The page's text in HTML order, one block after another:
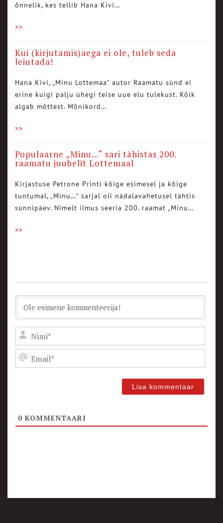
õnnelik, kes tellib Hana Kivi…
>>
Kui (kirjutamis)aega ei ole, tuleb seda
leiutada!
Hana Kivi, „Minu Lottemaa“ autor Raamatu sünd ei
erine kuigi palju ühegi teise uue elu tulekust. Kõik
algab mõttest. Mõnikord…
>>
Populaarne „Minu…“ sari tähistas 200.
raamatu juubelit Lottemaal
Kirjastuse Petrone Printi kõige esimesel ja kõige
tuntumal, „Minu…“ sarjal oli nädalavahetusel tähtis
sünnipäev. Nimelt ilmus seeria 200. raamat „Minu…
>>
0 KOMMENTAARI